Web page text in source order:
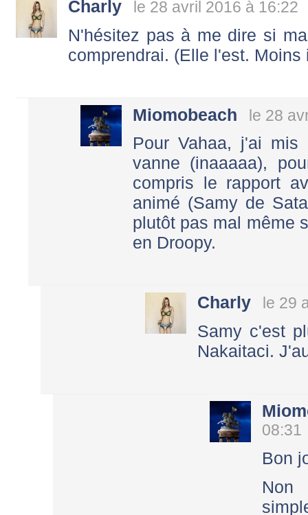
Charly le 28 avril 2016 à 16:22
N'hésitez pas à me dire si
comprendrai. (Elle l'est.
Miomobeach le 28
Pour Vahaa, j'ai mis
vanne (inaaaaa),
compris le rapport
animé (Samy de
plutôt pas mal même
en Droopy.
Charly le 29
Samy c'est
Nakaitaci.
08:31
Bon
Non